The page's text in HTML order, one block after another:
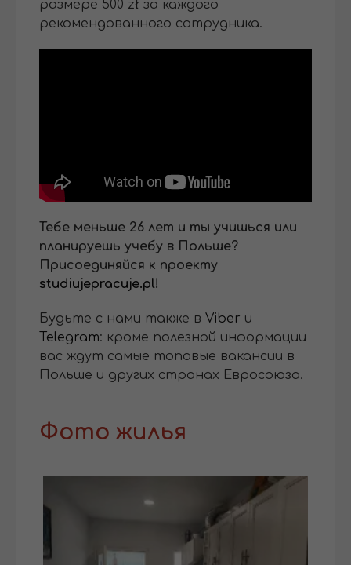
размере 500 zł за каждого
рекомендованного сотрудника.
Тебе меньше 26 лет и ты учишься или
планируешь учебу в Польше?
Присоединяйся к проекту
studiujepracuje.pl!
Будьте с нами также в Viber и
Telegram: кроме полезной информации
вас ждут самые топовые вакансии в
Польше и других странах Евросоюза.
Фото жилья